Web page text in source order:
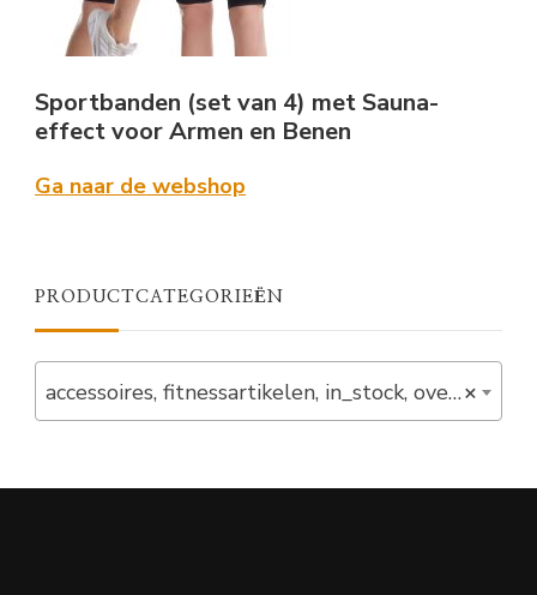
Sportbanden (set van 4) met Sauna-
effect voor Armen en Benen
Ga naar de webshop
PRODUCTCATEGORIEËN
×
accessoires, fitnessartikelen, in_stock, overig, trainingsgrepen, verlaagd (1)